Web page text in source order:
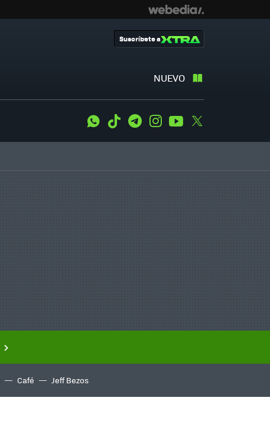
NUEVO
Suscríbete a
WhatsApp
Tiktok TelegramInstagramYoutube
Café Jeff Bezos